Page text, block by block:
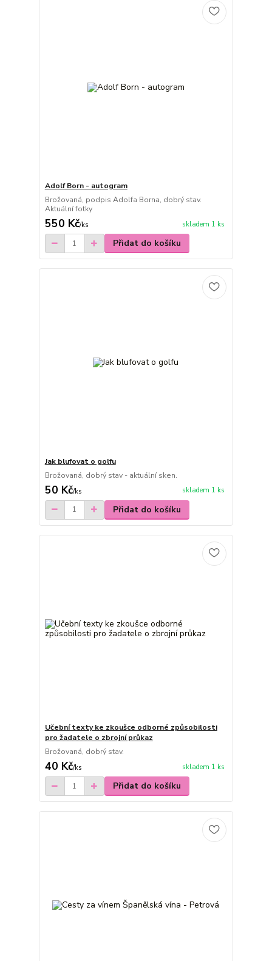
Adolf Born - autogram
Brožovaná, podpis Adolfa Borna, dobrý stav.
Aktuální fotky
550 Kč/ks skladem 1 ks
Přidat do košíku
Jak blufovat o golfu
Brožovaná, dobrý stav - aktuální sken.
50 Kč/ks skladem 1 ks
Přidat do košíku
Učební texty ke zkoušce odborné způsobilosti
pro žadatele o zbrojní průkaz
Brožovaná, dobrý stav.
40 Kč/ks skladem 1 ks
Přidat do košíku